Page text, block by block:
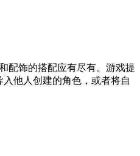
配饰的搭配应有尽有。游戏提
他人创建的角色，或者将自